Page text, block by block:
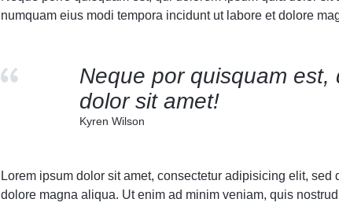
numquam eius modi tempora incidunt ut labore et dolore
Neque por quisquam
dolor sit amet!
Kyren Wilson
Lorem ipsum dolor sit amet, consectetur adipisicing elit,
dolore magna aliqua. Ut enim ad minim veniam, quis